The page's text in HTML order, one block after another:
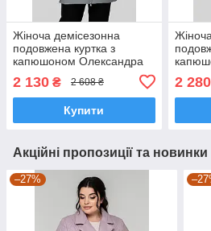
Жіноча демісезонна
подовжена куртка з
капюшоном Олександра
2 130 ₴ 2 608 ₴
Купити
2 280
Акційні пропозиції та новинки
–27%